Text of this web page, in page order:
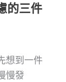
的三件
想到一件
慢發